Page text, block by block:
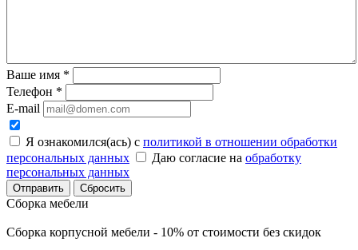
Ваше имя *
Телефон *
E-mail
Я ознакомился(ась) с политикой в отношении обработки
персональных данных
Даю согласие на обработку
персональных данных
Сбросить
Сборка мебели
Сборка корпусной мебели - 10% от стоимости без скидок